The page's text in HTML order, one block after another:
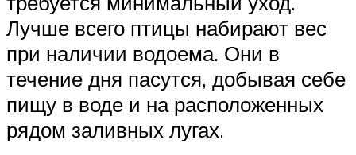
Лучше всего птицы набирают вес
при наличии водоема. Они в
течение дня пасутся, добывая себе
пищу в воде и на расположенных
рядом заливных лугах.